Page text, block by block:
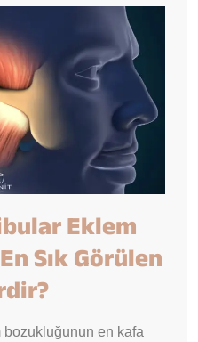
Eklem
Sık Görülen
en kafa